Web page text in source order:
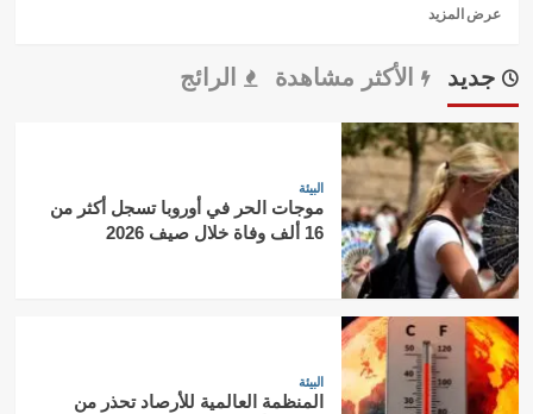
عرض المزيد
المدرسة
في
المغرب:
كيف
يحاول
التعليم
الرقمي
تقليص
الفجوة
بين
المدينة
والقرية؟
جديد الأكثر مشاهدة الرائج
البيئة
موجات الحر في أوروبا تسجل أكثر من
16 ألف وفاة خلال صيف 2026
البيئة
المنظمة العالمية للأرصاد تحذر من